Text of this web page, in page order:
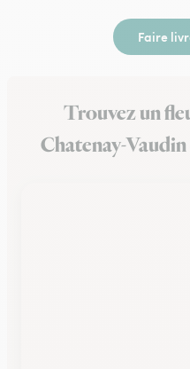
Faire
Trouvez un
Chatenay-